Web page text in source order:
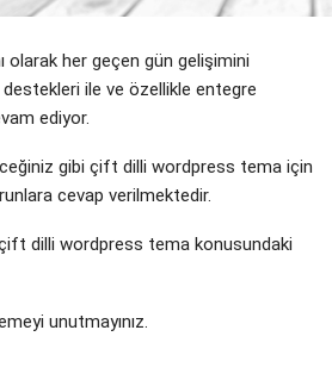
olarak her geçen gün gelişimini
ile ve özellikle entegre
ediyor.
gibi çift dilli wordpress tema için
cevap verilmektedir.
dilli wordpress tema konusundaki
unutmayınız.